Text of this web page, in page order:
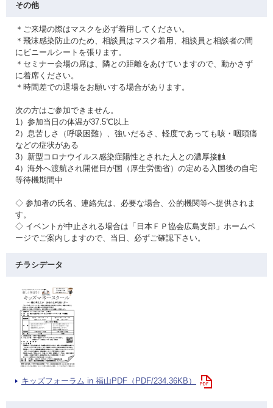
その他
＊ご来場の際はマスクを必ず着用してください。
＊飛沫感染防止のため、相談員はマスク着用、相談員と相談者の間
にビニールシートを張ります。
＊セミナー会場の席は、隣との距離をあけていますので、動かさず
に着席ください。
＊時間差での退場をお願いする場合があります。
次の方はご参加できません。
1）参加当日の体温が37.5℃以上
2）息苦しさ（呼吸困難）、強いだるさ、軽度であっても咳・咽頭痛
などの症状がある
3）新型コロナウイルス感染症陽性とされた人との濃厚接触
4）海外へ渡航され開催日が国（厚生労働省）の定める入国後の自宅
等待機期間中
◇ 参加者の氏名、連絡先は、必要な場合、公的機関等へ提供されま
す。
◇ イベントが中止される場合は「日本ＦＰ協会広島支部」ホームペ
ージでご案内しますので、当日、必ずご確認下さい。
チラシデータ
キッズフォーラム in 福山PDF（PDF/234.36KB）